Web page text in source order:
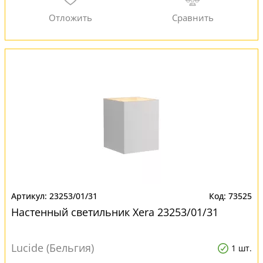
23253/01/31 73525
Настенный светильник Xera 23253/01/31
Lucide (Бельгия) 1 шт.